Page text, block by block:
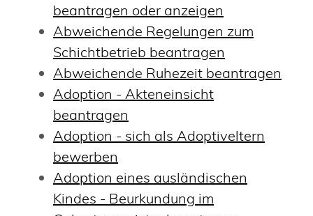
beantragen oder anzeigen
Abweichende Regelungen zum
Schichtbetrieb beantragen
Abweichende Ruhezeit beantragen
Adoption - Akteneinsicht
beantragen
Adoption - sich als Adoptiveltern
bewerben
Adoption eines ausländischen
Kindes - Beurkundung im